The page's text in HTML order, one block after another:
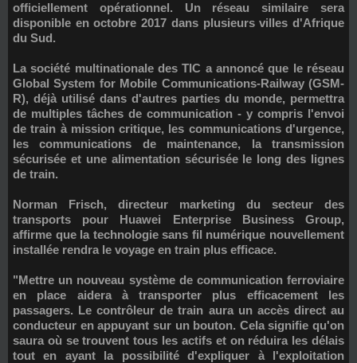
officiellement opérationnel. Un réseau similaire sera
disponible en octobre 2017 dans plusieurs villes d'Afrique
du Sud.
La société multinationale des TIC a annoncé que le réseau
Global System for Mobile Communications-Railway (GSM-
R), déjà utilisé dans d'autres parties du monde, permettra
de multiples tâches de communication - y compris l'envoi
de train à mission critique, les communications d'urgence,
les communications de maintenance, la transmission
sécurisée et une alimentation sécurisée le long des lignes
de train.
Norman Frisch, directeur marketing du secteur des
transports pour Huawei Enterprise Business Group,
affirme que la technologie sans fil numérique nouvellement
installée rendra le voyage en train plus efficace.
"Mettre un nouveau système de communication ferroviaire
en place aidera à transporter plus efficacement les
passagers. Le contrôleur de train aura un accès direct au
conducteur en appuyant sur un bouton. Cela signifie qu'on
saura où se trouvent tous les actifs et on réduira les délais
tout en ayant la possibilité d'expliquer à l'exploitation